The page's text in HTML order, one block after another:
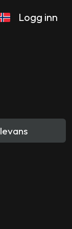
Logg inn